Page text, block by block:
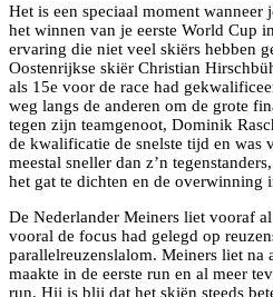
Het is een speciaal moment
het winnen van je eerste World Cup
ervaring die niet veel skiërs hebben
Oostenrijkse skiër Christian
als 15e voor de race had
weg langs de anderen om de grote
tegen zijn teamgenoot, Dominik
de kwalificatie de snelste tijd en was
meestal sneller dan z’n
het gat te dichten en de overwinning
De Nederlander Meiners liet vooraf
vooral de focus had gelegd op
parallelreuzenslalom. Meiners liet na
maakte in de eerste run en al meer
run. Hij is blij dat het skiën steeds